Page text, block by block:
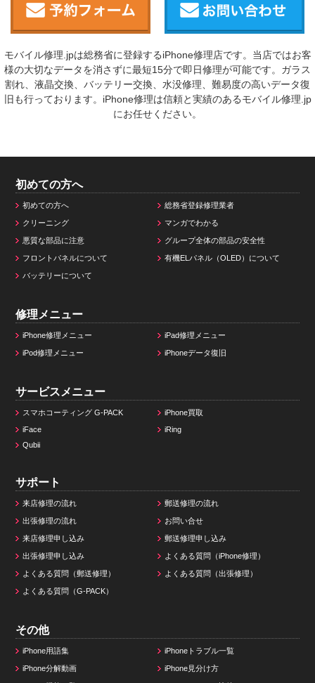
モバイル修理.jpは総務省に登録するiPhone修理店です。当店ではお客
様の大切なデータを消さずに最短15分で即日修理が可能です。ガラス
割れ、液晶交換、バッテリー交換、水没修理、難易度の高いデータ復
旧も行っております。iPhone修理は信頼と実績のあるモバイル修理.jp
にお任せください。
初めての方へ
初めての方へ 総務省登録修理業者
クリーニング マンガでわかる
悪質な部品に注意 グループ全体の部品の安全性
フロントパネルについて 有機ELパネル（OLED）について
バッテリーについて
修理メニュー
iPhone修理メニュー iPad修理メニュー
iPod修理メニュー iPhoneデータ復旧
サービスメニュー
スマホコーティング G-PACK
iPhone買取
iFace
iRing
Qubii
サポート
来店修理の流れ 郵送修理の流れ
出張修理の流れ お問い合せ
来店修理申し込み 郵送修理申し込み
出張修理申し込み よくある質問（iPhone修理）
よくある質問（郵送修理） よくある質問（出張修理）
よくある質問（G-PACK）
その他
iPhone用語集 iPhoneトラブル一覧
iPhone分解動画 iPhone見分け方